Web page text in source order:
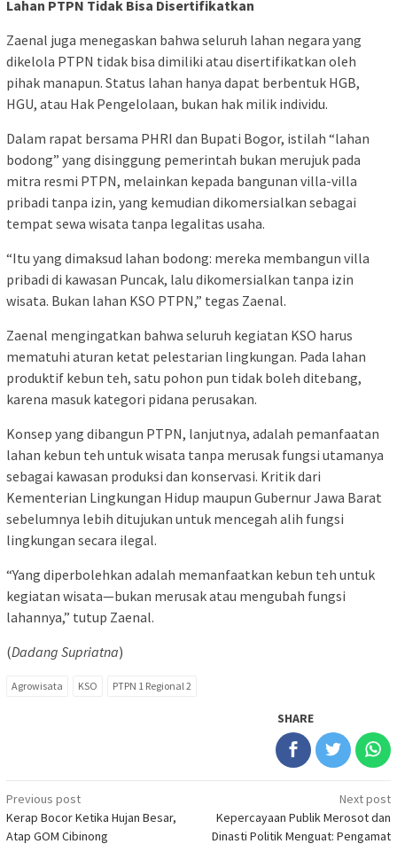
Lahan PTPN Tidak Bisa Disertifikatkan
Zaenal juga menegaskan bahwa seluruh lahan negara yang
dikelola PTPN tidak bisa dimiliki atau disertifikatkan oleh
pihak manapun. Status lahan hanya dapat berbentuk HGB,
HGU, atau Hak Pengelolaan, bukan hak milik individu.
Dalam rapat bersama PHRI dan Bupati Bogor, istilah “lahan
bodong” yang disinggung pemerintah bukan merujuk pada
mitra resmi PTPN, melainkan kepada bangunan villa-villa
pribadi tanpa izin, yang kemudian dikomersialkan sebagai
tempat sewa wisata tanpa legalitas usaha.
“Itu yang dimaksud lahan bodong: mereka membangun villa
pribadi di kawasan Puncak, lalu dikomersialkan tanpa izin
wisata. Bukan lahan KSO PTPN,” tegas Zaenal.
Zaenal mengingatkan bahwa seluruh kegiatan KSO harus
mematuhi aturan ketat pelestarian lingkungan. Pada lahan
produktif kebun teh, satu pohon pun tidak boleh ditebang,
karena masuk kategori pidana perusakan.
Konsep yang dibangun PTPN, lanjutnya, adalah pemanfaatan
lahan kebun teh untuk wisata tanpa merusak fungsi utamanya
sebagai kawasan produksi dan konservasi. Kritik dari
Kementerian Lingkungan Hidup maupun Gubernur Jawa Barat
sebelumnya lebih ditujukan untuk mencegah alih fungsi
lingkungan secara ilegal.
“Yang diperbolehkan adalah memanfaatkan kebun teh untuk
kegiatan wisata—bukan merusak atau mengubah fungsi
lahannya,” tutup Zaenal.
(Dadang Supriatna)
Agrowisata KSO PTPN 1 Regional 2
SHARE
Post
navigation
Previous post
Kerap Bocor Ketika Hujan Besar,
Atap GOM Cibinong
Next post
Kepercayaan Publik Merosot dan
Dinasti Politik Menguat: Pengamat